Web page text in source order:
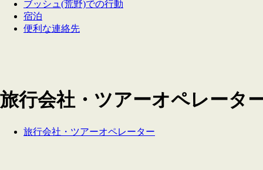
ブッシュ(荒野)での行動
宿泊
便利な連絡先
旅行会社・ツアーオペレータ
旅行会社・ツアーオペレーター